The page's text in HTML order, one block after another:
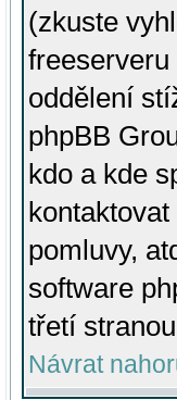
(zkuste
freeserveru
oddělení
phpBB
kdo a kde
pomluvy,
software
třetí
Návrat